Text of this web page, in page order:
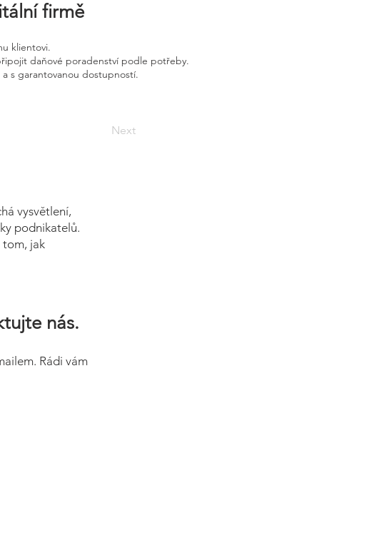
firmě
klientovi.
daňové poradenství podle potřeby.
s garantovanou dostupností.
Next
vysvětlení,
podnikatelů.
jak
nás.
Rádi vám